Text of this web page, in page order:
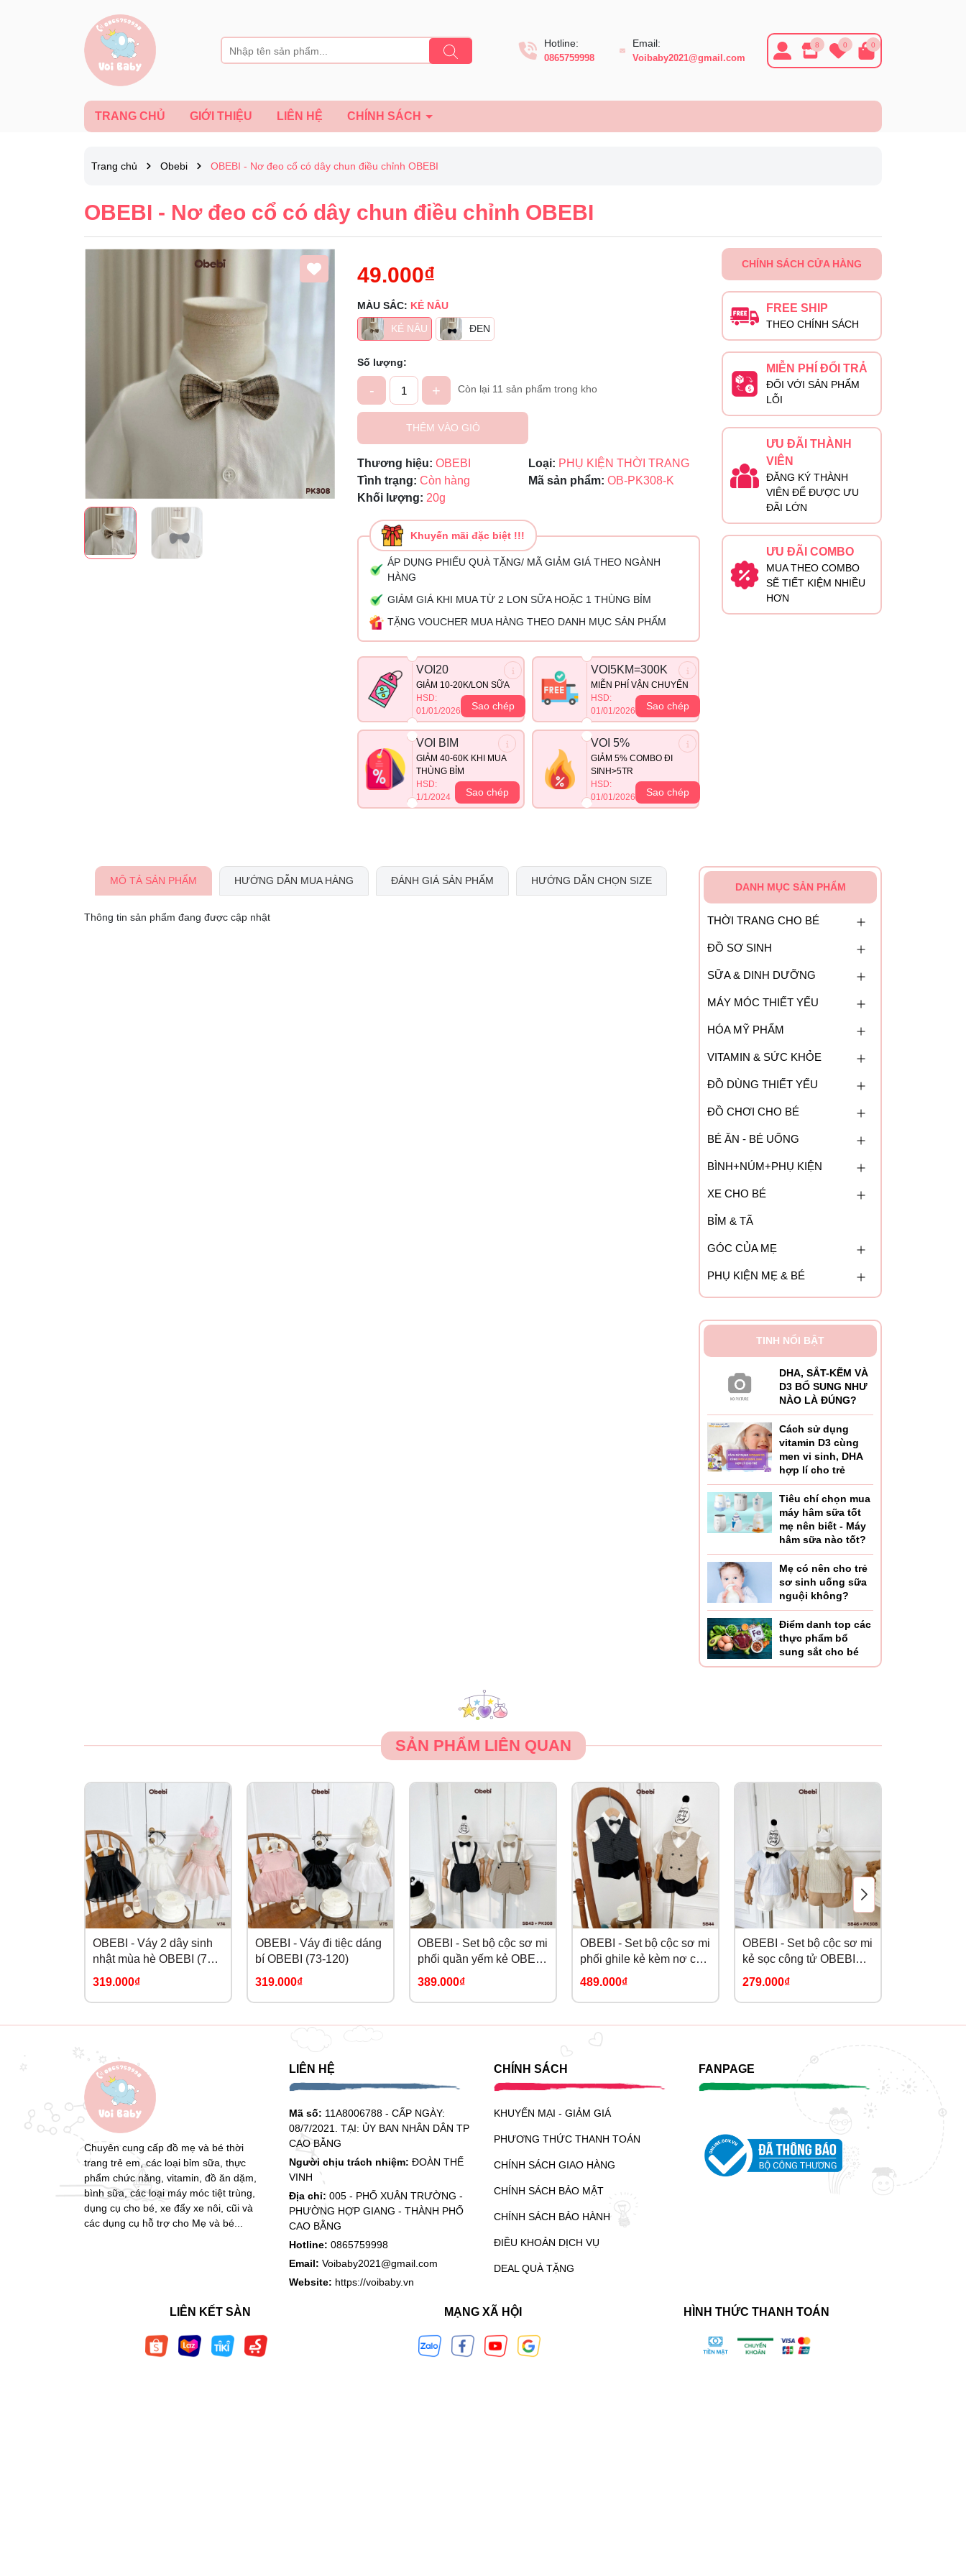
Hotline:
0865759998
Email:
Voibaby2021@gmail.com
8 0 0
TRANG CHỦ GIỚI THIỆU LIÊN HỆ CHÍNH SÁCH
Trang chủ Obebi OBEBI - Nơ đeo cổ có dây chun điều chỉnh OBEBI
OBEBI - Nơ đeo cổ có dây chun điều chỉnh OBEBI
49.000₫
MÀU SẮC: KẺ NÂU
KẺ NÂU
ĐEN
Số lượng:
- + Còn lại 11 sản phẩm trong kho
THÊM VÀO GIỎ
Thương hiệu: OBEBI Loại: PHỤ KIỆN THỜI TRANG
Tình trạng: Còn hàng Mã sản phẩm: OB-PK308-K
Khối lượng: 20g
Khuyến mãi đặc biệt !!!
ÁP DỤNG PHIẾU QUÀ TẶNG/ MÃ GIẢM GIÁ THEO NGÀNH
HÀNG
GIẢM GIÁ KHI MUA TỪ 2 LON SỮA HOẶC 1 THÙNG BỈM
TẶNG VOUCHER MUA HÀNG THEO DANH MỤC SẢN PHẨM
VOI20
GIẢM 10-20K/LON SỮA
HSD:
01/01/2026
Sao chép
VOI5KM=300K
MIỄN PHÍ VẬN CHUYỂN
HSD:
01/01/2026
Sao chép
VOI BIM
GIẢM 40-60K KHI MUA
THÙNG BỈM
HSD:
1/1/2024
Sao chép
VOI 5%
GIẢM 5% COMBO ĐI
SINH>5TR
HSD:
01/01/2026
Sao chép
Mã giảm giá:
Điều kiện:
CHÍNH SÁCH CỬA HÀNG
FREE SHIP
THEO CHÍNH SÁCH
MIỄN PHÍ ĐỔI TRẢ
ĐỐI VỚI SẢN PHẨM
LỖI
ƯU ĐÃI THÀNH
VIÊN
ĐĂNG KÝ THÀNH
VIÊN ĐỂ ĐƯỢC ƯU
ĐÃI LỚN
ƯU ĐÃI COMBO
MUA THEO COMBO
SẼ TIẾT KIỆM NHIỀU
HƠN
MÔ TẢ SẢN PHẨM HƯỚNG DẪN MUA HÀNG ĐÁNH GIÁ SẢN PHẨM HƯỚNG DẪN CHỌN SIZE
Thông tin sản phẩm đang được cập nhật
DANH MỤC SẢN PHẨM
THỜI TRANG CHO BÉ
ĐỒ SƠ SINH
SỮA & DINH DƯỠNG
MÁY MÓC THIẾT YẾU
HÓA MỸ PHẨM
VITAMIN & SỨC KHỎE
ĐỒ DÙNG THIẾT YẾU
ĐỒ CHƠI CHO BÉ
BÉ ĂN - BÉ UỐNG
BÌNH+NÚM+PHỤ KIỆN
XE CHO BÉ
BỈM & TÃ
GÓC CỦA MẸ
PHỤ KIỆN MẸ & BÉ
TINH NỔI BẬT
DHA, SẮT-KẼM VÀ
D3 BỔ SUNG NHƯ
NÀO LÀ ĐÚNG?
Cách sử dụng
vitamin D3 cùng
men vi sinh, DHA
hợp lí cho trẻ
Tiêu chí chọn mua
máy hâm sữa tốt
mẹ nên biết - Máy
hâm sữa nào tốt?
Mẹ có nên cho trẻ
sơ sinh uống sữa
nguội không?
Điểm danh top các
thực phẩm bổ
sung sắt cho bé
SẢN PHẨM LIÊN QUAN
OBEBI - Váy 2 dây sinh
nhật mùa hè OBEBI (73-
120)
319.000₫
OBEBI - Váy đi tiệc dáng
bí OBEBI (73-120)
319.000₫
OBEBI - Set bộ cộc sơ mi
phối quần yếm kẻ OBEBI
(73-120)
389.000₫
OBEBI - Set bộ cộc sơ mi
phối ghile kẻ kèm nơ cổ
OBEBI (73-120)
489.000₫
OBEBI - Set bộ cộc sơ mi
kẻ sọc công tử OBEBI
(73-120)
279.000₫
Chuyên cung cấp đồ mẹ và bé thời
trang trẻ em, các loại bỉm sữa, thực
phẩm chức năng, vitamin, đồ ăn dặm,
bình sữa, các loại máy móc tiệt trùng,
dụng cụ cho bé, xe đẩy xe nôi, cũi và
các dụng cụ hỗ trợ cho Mẹ và bé...
LIÊN HỆ
Mã số: 11A8006788 - CẤP NGÀY:
08/7/2021. TẠI: ỦY BAN NHÂN DÂN TP
CAO BẰNG
Người chịu trách nhiệm: ĐOÀN THẾ
VINH
Địa chỉ: 005 - PHỐ XUÂN TRƯỜNG -
PHƯỜNG HỢP GIANG - THÀNH PHỐ
CAO BẰNG
Hotline: 0865759998
Email: Voibaby2021@gmail.com
Website: https://voibaby.vn
CHÍNH SÁCH
KHUYẾN MẠI - GIẢM GIÁ
PHƯƠNG THỨC THANH TOÁN
CHÍNH SÁCH GIAO HÀNG
CHÍNH SÁCH BẢO MẬT
CHÍNH SÁCH BẢO HÀNH
ĐIỀU KHOẢN DỊCH VỤ
DEAL QUÀ TẶNG
FANPAGE
LIÊN KẾT SÀN MẠNG XÃ HỘI HÌNH THỨC THANH TOÁN